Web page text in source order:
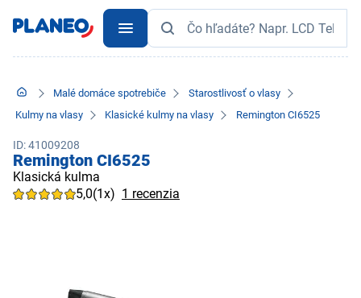
Malé domáce spotrebiče
Starostlivosť o vlasy
Kulmy na vlasy
Klasické kulmy na vlasy Remington CI6525
ID: 41009208
Remington CI6525
Klasická kulma
5,0(1x) 1 recenzia